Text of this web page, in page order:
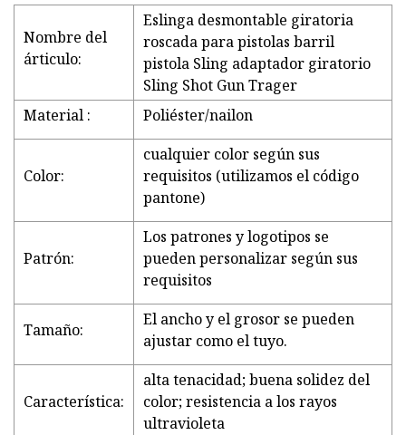
Nombre del
árticulo:
Eslinga desmontable giratoria
roscada para pistolas barril
pistola Sling adaptador giratorio
Sling Shot Gun Trager
Material :
Poliéster/nailon
Color:
cualquier color según sus
requisitos (utilizamos el código
pantone)
Patrón:
Los patrones y logotipos se
pueden personalizar según sus
requisitos
Tamaño:
El ancho y el grosor se pueden
ajustar como el tuyo.
Característica:
alta tenacidad; buena solidez del
color; resistencia a los rayos
ultravioleta